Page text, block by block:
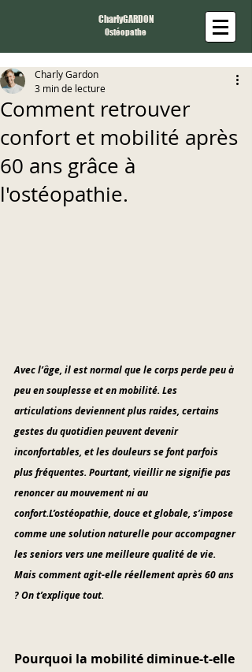
CharlyGARDON
Ostéopathe
Comment retrouver
confort et mobilité après
60 ans grâce à
l'ostéopathie.
Charly Gardon
3 min de lecture
Avec l’âge, il est normal que le corps perde peu à
peu en souplesse et en mobilité. Les
articulations deviennent plus raides, certains
gestes du quotidien peuvent devenir
inconfortables, et les douleurs se font parfois
plus fréquentes. Pourtant, vieillir ne signifie pas
renoncer au mouvement ni au
confort.L’ostéopathie, douce et globale, s’impose
comme une solution naturelle pour accompagner
les seniors vers une meilleure qualité de vie.
Mais comment agit-elle réellement après 60 ans
? On t’explique tout.
Pourquoi la mobilité diminue-t-elle